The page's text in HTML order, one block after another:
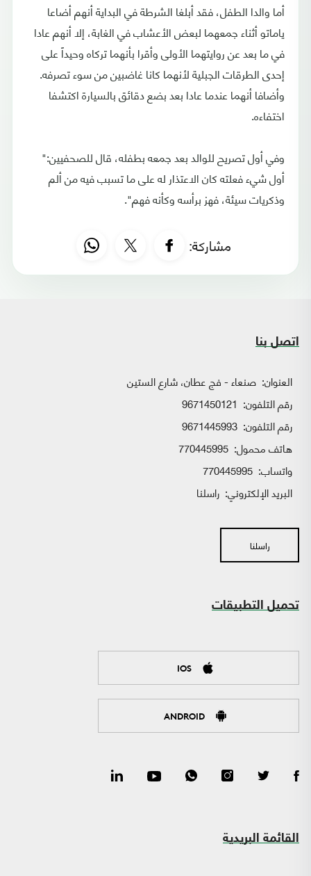
أما والدا الطفل، فقد أبلغا الشرطة في البداية أنهم أضاعا
ياماتو أثناء جمعهما لبعض الأعشاب في الغابة، إلا أنهم عادا
في ما بعد عن روايتهما الأولى وأقرا بأنهما تركاه وحيداً على
إحدى الطرقات الجبلية لأنهما كانا غاضبين من سوء تصرفه.
وأضافا أنهما عندما عادا بعد بضع دقائق بالسيارة اكتشفا
اختفاءه.
وفي أول تصريح للوالد بعد جمعه بطفله، قال للصحفيين:"
أول شيء فعلته كان الاعتذار له على ما تسبب فيه من ألم
وذكريات سيئة، فهز برأسه وكأنه فهم".
مشاركة:
اتصل بنا
العنوان: صنعاء - فج عطان، شارع الستين
رقم التلفون: 9671450121
رقم التلفون: 9671445993
هاتف محمول: 770445995
واتساب:
البريد الإلكتروني: راسلنا
راسلنا
تحميل التطبيقات
IOS
ANDROID
القائمة البريدية